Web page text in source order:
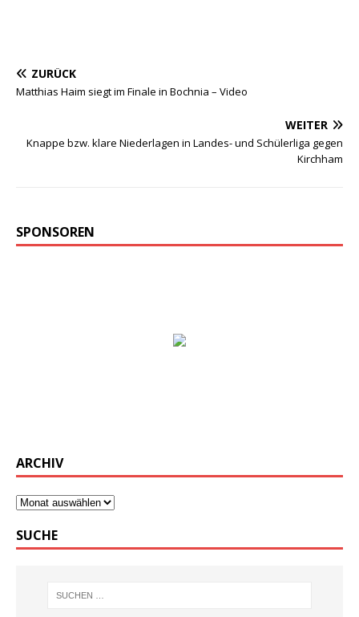
ZURÜCK
Matthias Haim siegt im Finale in Bochnia – Video
WEITER
Knappe bzw. klare Niederlagen in Landes- und Schülerliga gegen
Kirchham
SPONSOREN
ARCHIV
SUCHE